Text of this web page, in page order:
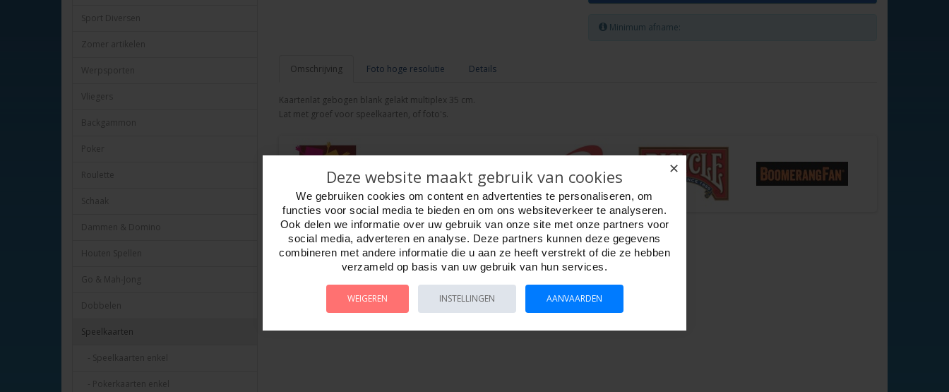
Sport Diversen
Zomer artikelen
Werpsporten
Vliegers
Backgammon
Poker
Roulette
Schaak
Dammen & Domino
Houten Spellen
Go & Mah-Jong
Dobbelen
Speelkaarten
- Speelkaarten enkel
- Pokerkaarten enkel
Minimum afname:
Omschrijving Foto hoge resolutie Details
Kaartenlat gebogen blank gelakt multiplex 35 cm.
Lat met groef voor speelkaarten, of foto's.
✕
Deze website maakt gebruik van cookies
We gebruiken cookies om content en advertenties te personaliseren, om
functies voor social media te bieden en om ons websiteverkeer te analyseren.
Ook delen we informatie over uw gebruik van onze site met onze partners voor
social media, adverteren en analyse. Deze partners kunnen deze gegevens
combineren met andere informatie die u aan ze heeft verstrekt of die ze hebben
verzameld op basis van uw gebruik van hun services.
WEIGEREN INSTELLINGEN AANVAARDEN